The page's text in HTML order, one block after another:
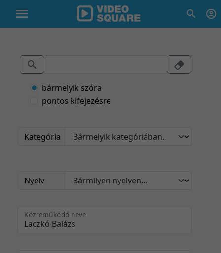
bármelyik szóra
pontos kifejezésre
Kategória
Nyelv
Közreműködő neve